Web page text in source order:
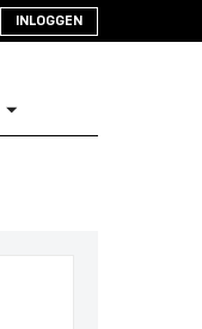
INLOGGEN